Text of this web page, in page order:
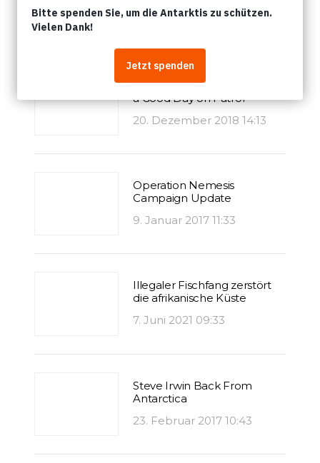
Artikel
Why a Calm Day on Patrol is
a Good Day on Patrol
20. Dezember 2018 14:13
Operation Nemesis
Campaign Update
9. Januar 2017 11:33
Illegaler Fischfang zerstört
die afrikanische Küste
7. Juni 2021 09:33
Steve Irwin Back From
Antarctica
23. Februar 2017 10:43